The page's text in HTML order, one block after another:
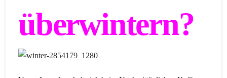
überwintern?